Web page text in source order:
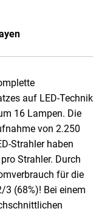
auf LED-Technik
16 Lampen. Die
von 2.250
Strahler haben
Strahler. Durch
für die
3 (68%)! Bei einem